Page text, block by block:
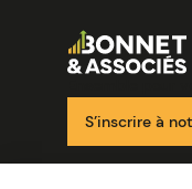
Image
S’inscrire à